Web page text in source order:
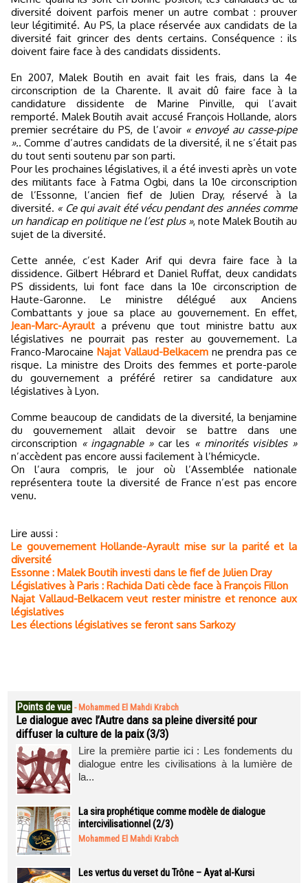
diversité doivent parfois mener un autre combat : prouver
leur légitimité. Au PS, la place réservée aux candidats de la
diversité fait grincer des dents certains. Conséquence : ils
doivent faire face à des candidats dissidents.
En 2007, Malek Boutih en avait fait les frais, dans la 4e
circonscription de la Charente. Il avait dû faire face à la
candidature dissidente de Marine Pinville, qui l’avait
remporté. Malek Boutih avait accusé François Hollande, alors
premier secrétaire du PS, de l’avoir « envoyé au casse-pipe
».. Comme d’autres candidats de la diversité, il ne s’était pas
du tout senti soutenu par son parti.
Pour les prochaines législatives, il a été investi après un vote
des militants face à Fatma Ogbi, dans la 10e circonscription
de l’Essonne, l’ancien fief de Julien Dray, réservé à la
diversité. « Ce qui avait été vécu pendant des années comme
un handicap en politique ne l’est plus », note Malek Boutih au
sujet de la diversité.
Cette année, c’est Kader Arif qui devra faire face à la
dissidence. Gilbert Hébrard et Daniel Ruffat, deux candidats
PS dissidents, lui font face dans la 10e circonscription de
Haute-Garonne. Le ministre délégué aux Anciens
Combattants y joue sa place au gouvernement. En effet,
Jean-Marc-Ayrault a prévenu que tout ministre battu aux
législatives ne pourrait pas rester au gouvernement. La
Franco-Marocaine Najat Vallaud-Belkacem ne prendra pas ce
risque. La ministre des Droits des femmes et porte-parole
du gouvernement a préféré retirer sa candidature aux
législatives à Lyon.
Comme beaucoup de candidats de la diversité, la benjamine
du gouvernement allait devoir se battre dans une
circonscription « ingagnable » car les « minorités visibles »
n’accèdent pas encore aussi facilement à l’hémicycle.
On l’aura compris, le jour où l’Assemblée nationale
représentera toute la diversité de France n’est pas encore
venu.
Lire aussi :
Le gouvernement Hollande-Ayrault mise sur la parité et la
diversité
Essonne : Malek Boutih investi dans le fief de Julien Dray
Législatives à Paris : Rachida Dati cède face à François Fillon
Najat Vallaud-Belkacem veut rester ministre et renonce aux
législatives
Les élections législatives se feront sans Sarkozy
Points de vue - Mohammed El Mahdi Krabch
Le dialogue avec l’Autre dans sa pleine diversité pour
diffuser la culture de la paix (3/3)
Lire la première partie ici : Les fondements du
dialogue entre les civilisations à la lumière de
la...
La sira prophétique comme modèle de dialogue
intercivilisationnel (2/3)
Mohammed El Mahdi Krabch
Les vertus du verset du Trône – Ayat al-Kursi